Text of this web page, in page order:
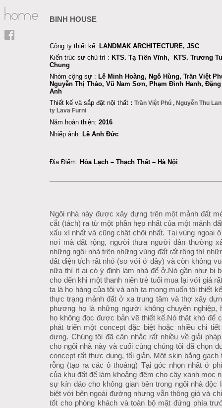
BINH HOUSE
Công ty thiết kế: LANDMAK ARCHITECTURE, JSC
Kiến trúc sư chủ trì : KTS. Tạ Tiến Vĩnh, KTS. Trương
Chung
Nhóm cộng sự : Lê Minh Hoàng, Ngô Hùng, Trần Việt
Nguyễn Thị Thảo, Vũ Nam Sơn, Phạm Đình Hanh,
Anh
Thiết kế và sắp đặt nội thất : Trần Việt Phú , Nguyễn Thu
ty Lava Furni
Năm hoàn thiện: 2016
Nhiếp ảnh: Lê Anh Đức
Địa Điểm: Hòa Lạch – Thạch Thất – Hà Nội
Ngôi nhà này được xây dựng trên một mảnh đất
cắt (tách) ra từ một phần hẹp nhất của một mảnh
xấu xí nhất và cũng chật chội nhất. Tại vùng ngoại
nơi mà đất rộng, người thưa người dân thường
những ngôi nhà trên những vùng đất rất rộng thì
đất diện tích rất nhỏ (so với ở đây) và còn không
nữa thì ít ai có ý định làm nhà để ở.Nó gần như bị
cho đến khi một thanh niên trẻ tuổi mua lại với giá
ta là họ hàng của tôi và anh ta mong muốn tôi thiết
thực trạng mảnh đất ở xa trung tâm và thợ xây
phương họ là những người không chuyên nghiệp,
họ không đọc được bản vẽ thiết kế.Nó thật khó để
phát triển một concept đặc biệt hoặc nhiều chi
dựng. Chúng tôi đã cân nhắc rất nhiều về giải
cho ngôi nhà này và cuối cùng chúng tôi đã chọn
concept rất thực dụng, tối giản. Một skin bằng gạch
rỗng (tạo ra các ô thoáng) Tại góc nhọn nhất ở
của khu đất để làm khoảng đệm cho cây xanh mọc
sự kín đáo cho không gian bên trong ngôi nhà độc
biệt với bên ngoài đường nhưng vẫn thông gió và
tốt cho phòng khách và toàn bộ mặt đứng phía